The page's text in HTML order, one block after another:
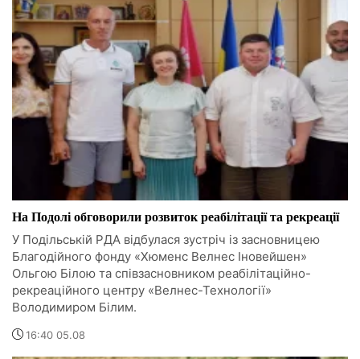
На Подолі обговорили розвиток реабілітації та рекреації
У Подільській РДА відбулася зустріч із засновницею
Благодійного фонду «Хюменс Велнес Іновейшен»
Ольгою Білою та співзасновником реабілітаційно-
рекреаційного центру «Велнес-Технології»
Володимиром Білим.
16:40 05.08